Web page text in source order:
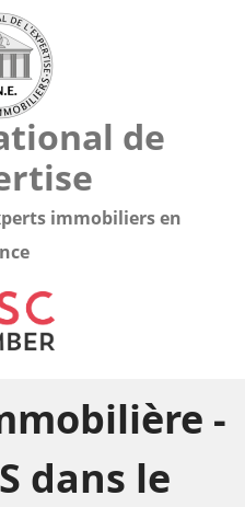
de
immobiliers en
-
dans le